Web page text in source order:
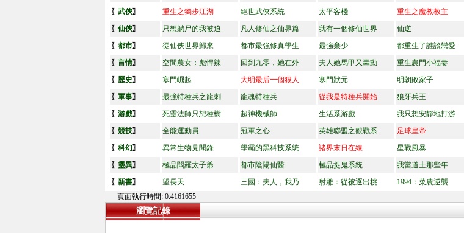
〖 武俠〗 重生之獨步江湖 絕世武俠系統 太平客棧 重生之魔教教主
〖 仙俠〗 只想躺尸的我被迫 凡人修仙之仙界篇 我有一個修仙世界 仙逆
〖 都市〗 從仙俠世界歸來 都市最強修真學生 最強棄少 都重生了誰談戀愛
〖 言情〗 空間農女：彪悍辣 回到九零，她在外 夫人她馬甲又轟動 重生農門小福妻
〖 歷史〗 寒門崛起 大明最后一個狠人 寒門狀元 明朝敗家子
〖 軍事〗 最強特種兵之龍刺 龍魂特種兵 從我是特種兵開始 狼牙兵王
〖 游戲〗 死靈法師只想種樹 超神機械師 生活系游戲 我只想安靜地打游
〖 競技〗 全能運動員 冠軍之心 英雄聯盟之觀戰系 足球皇帝
〖 科幻〗 異常生物見聞錄 學霸的黑科技系統 諸界末日在線 星戰風暴
〖 靈異〗 極品閻羅太子爺 都市陰陽仙醫 極品捉鬼系統 我當道士那些年
〖 新書〗 望長天 三國：夫人，我乃 射雕：從被逐出桃 1994：菜農逆襲
頁面執行時間: 0.4161655
瀏覽記錄